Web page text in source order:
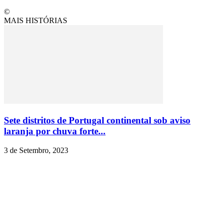
©
MAIS HISTÓRIAS
Sete distritos de Portugal continental sob aviso
laranja por chuva forte...
3 de Setembro, 2023